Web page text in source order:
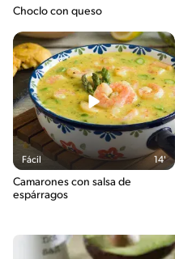
Choclo con queso
Fácil 14'
Camarones con salsa de
espárragos